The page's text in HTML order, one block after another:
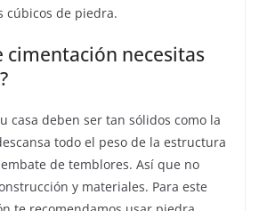
cúbicos de piedra.
cimentación necesitas
casa deben ser tan sólidos como la
todo el peso de la estructura
de temblores. Así que no
y materiales. Para este